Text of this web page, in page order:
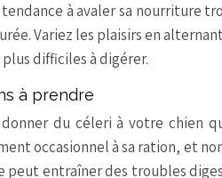
à avaler sa nourriture
Variez les plaisirs en
difficiles à digérer.
à prendre
du céleri à votre chien
occasionnel à sa ration, et
peut entraîner des troubles